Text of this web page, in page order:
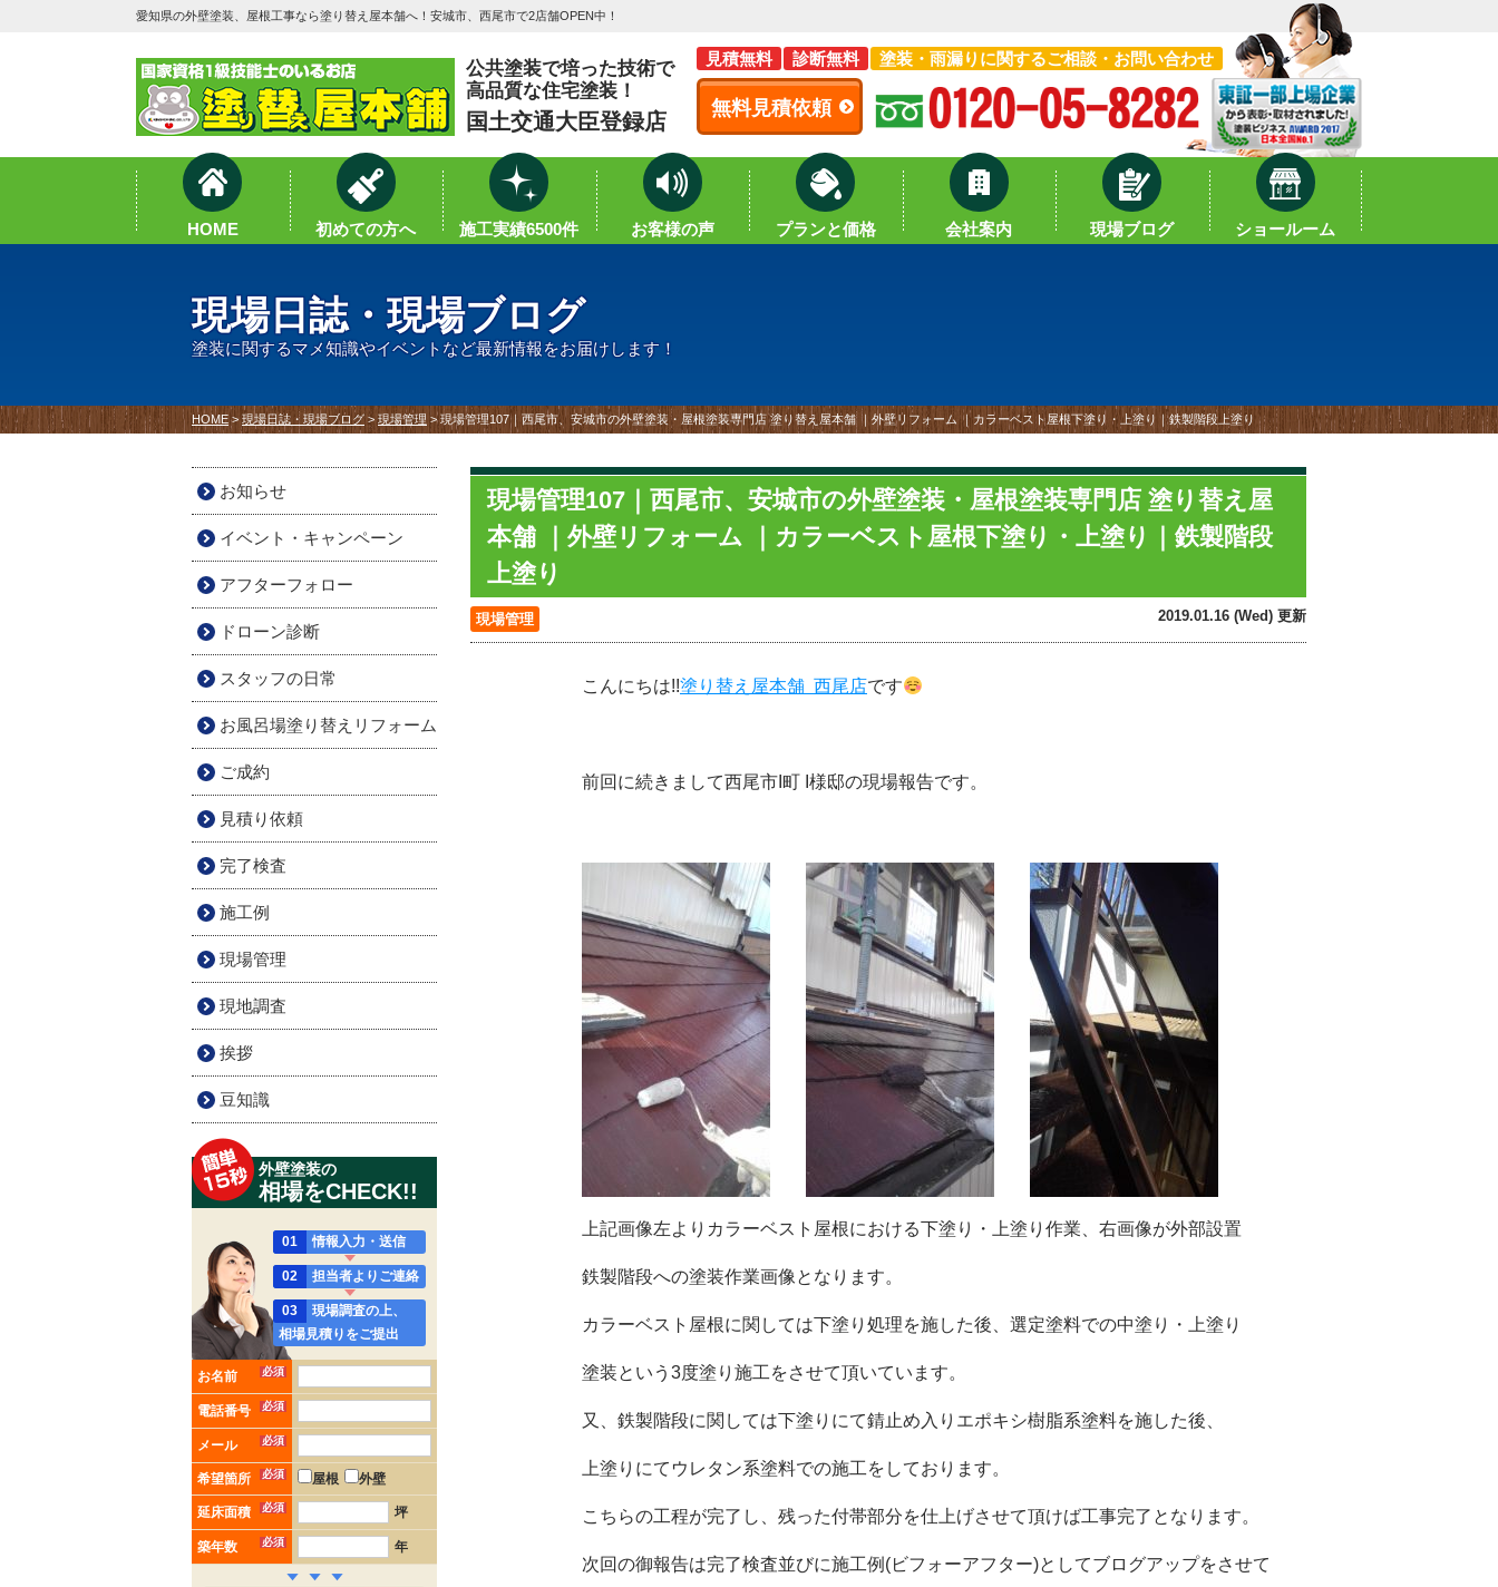
愛知県の外壁塗装、屋根工事なら塗り替え屋本舗へ！安城市、西尾市で2店舗OPEN中！
公共塗装で培った技術で
高品質な住宅塗装！
国土交通大臣登録店
見積無料 診断無料 塗装・雨漏りに関するご相談・お問い合わせ
無料見積依頼
HOME 初めての方へ 施工実績6500件 お客様の声 プランと価格 会社案内 現場ブログ ショールーム
現場日誌・現場ブログ
塗装に関するマメ知識やイベントなど最新情報をお届けします！
HOME> 現場日誌・現場ブログ > 現場管理 >現場管理107｜西尾市、安城市の外壁塗装・屋根塗装専門店 塗り替え屋本舗 ｜外壁リフォーム ｜カラーベスト屋根下塗り・上塗り｜鉄製階段上塗り
現場管理107｜西尾市、安城市の外壁塗装・屋根塗装専門店 塗り替え屋
本舗 ｜外壁リフォーム ｜カラーベスト屋根下塗り・上塗り｜鉄製階段
上塗り
現場管理 2019.01.16 (Wed) 更新
こんにちは!!塗り替え屋本舗 西尾店です
前回に続きまして西尾市I町 I様邸の現場報告です。
上記画像左よりカラーベスト屋根における下塗り・上塗り作業、右画像が外部設置
鉄製階段への塗装作業画像となります。
カラーベスト屋根に関しては下塗り処理を施した後、選定塗料での中塗り・上塗り
塗装という3度塗り施工をさせて頂いています。
又、鉄製階段に関しては下塗りにて錆止め入りエポキシ樹脂系塗料を施した後、
上塗りにてウレタン系塗料での施工をしております。
こちらの工程が完了し、残った付帯部分を仕上げさせて頂けば工事完了となります。
次回の御報告は完了検査並びに施工例(ビフォーアフター)としてブログアップをさせて
お知らせ
イベント・キャンペーン
アフターフォロー
ドローン診断
スタッフの日常
お風呂場塗り替えリフォーム
ご成約
見積り依頼
完了検査
施工例
現場管理
現地調査
挨拶
豆知識
外壁塗装の
相場をCHECK!!
01 情報入力・送信
02 担当者よりご連絡
03
現場調査の上、
相場見積りをご提出
お名前 必須
電話番号 必須
メール 必須
希望箇所 必須 屋根 外壁
延床面積 必須 坪
築年数 必須 年